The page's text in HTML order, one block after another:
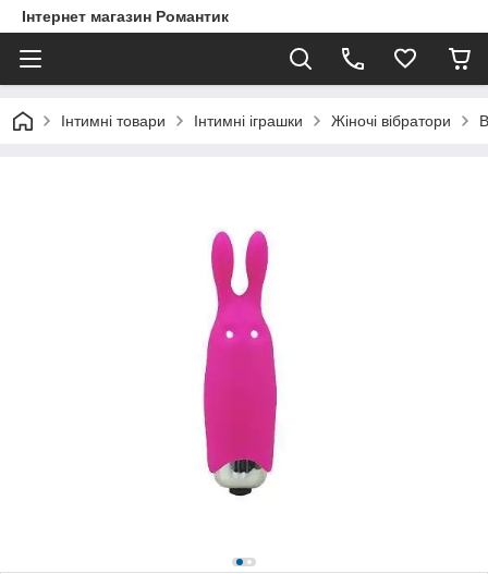
Інтернет магазин Романтик
Інтимні товари Інтимні іграшки Жіночі вібратори